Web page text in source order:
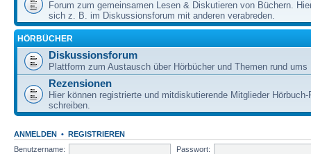
Forum zum gemeinsamen Lesen & Diskutieren von Büchern.
sich z. B. im Diskussionsforum mit anderen verabreden.
HÖRBÜCHER
Diskussionsforum
Plattform zum Austausch über Hörbücher und Themen rund ums
Rezensionen
Hier können registrierte und mitdiskutierende Mitglieder Hörbuch-
schreiben.
ANMELDEN • REGISTRIEREN
Benutzername:
Passwort: